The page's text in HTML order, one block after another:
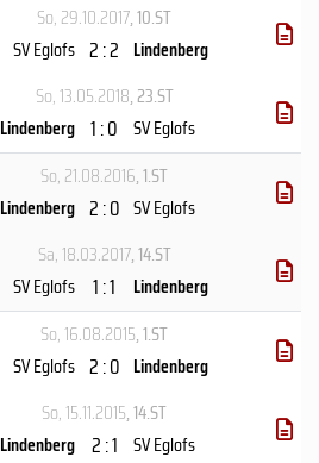
So, 29.10.2017, 10.ST
SV Eglofs 2 : 2 Lindenberg
So, 13.05.2018, 23.ST
Lindenberg 1 : 0 SV Eglofs
So, 21.08.2016, 1.ST
Lindenberg 2 : 0 SV Eglofs
Sa, 18.03.2017, 14.ST
SV Eglofs 1 : 1 Lindenberg
So, 16.08.2015, 1.ST
SV Eglofs 2 : 0 Lindenberg
So, 15.11.2015, 14.ST
Lindenberg 2 : 1 SV Eglofs